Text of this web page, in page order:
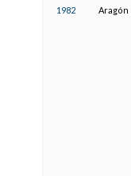
1982 Aragón